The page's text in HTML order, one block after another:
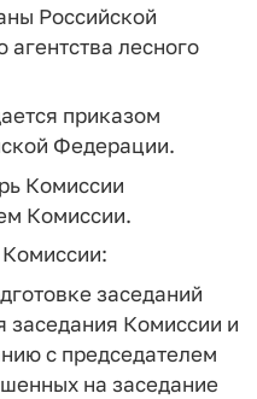
Российской
лесного
приказом
Федерации.
Комиссии
Комиссии.
заседаний
заседания Комиссии и
с председателем
на заседание